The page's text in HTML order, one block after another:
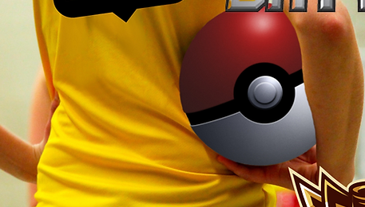
​YomiruSZ hat alles runde um TCG das Thema TCG.
Wir haben Sealed TCG Produkte wie Pokémon, Dragonball, Sportkarten ( Fußball) oder auch Acryl Cases für
eure Sammlungen, sowie das Standard TCG Zubehör haben wir im Programm. MagnetkartenHalter, Magnetic
card holder, binder, Sammelmappen, ordner, binder, sleeve, toploader, TCG zubehör